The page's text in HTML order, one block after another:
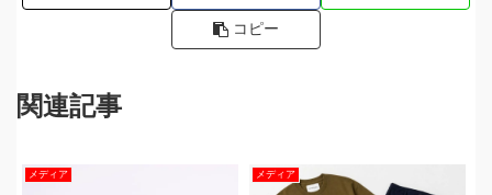
コピー
関連記事
メディア メディア